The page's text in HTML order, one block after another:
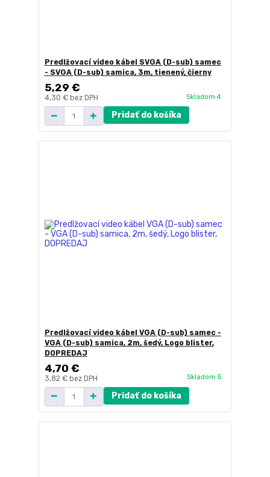
Predlžovací video kábel SVGA (D-sub) samec
- SVGA (D-sub) samica, 3m, tienený, čierny
5,29 €
4,30 € bez DPH Skladom 4
Pridať do košíka
Predlžovací video kábel VGA (D-sub) samec -
VGA (D-sub) samica, 2m, šedý, Logo blister,
DOPREDAJ
4,70 €
3,82 € bez DPH Skladom 5
Pridať do košíka